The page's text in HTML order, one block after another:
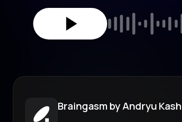
Braingasm by Andryu Kash